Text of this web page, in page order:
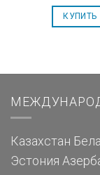
КУПИТЬ
Казахстан
Эстония